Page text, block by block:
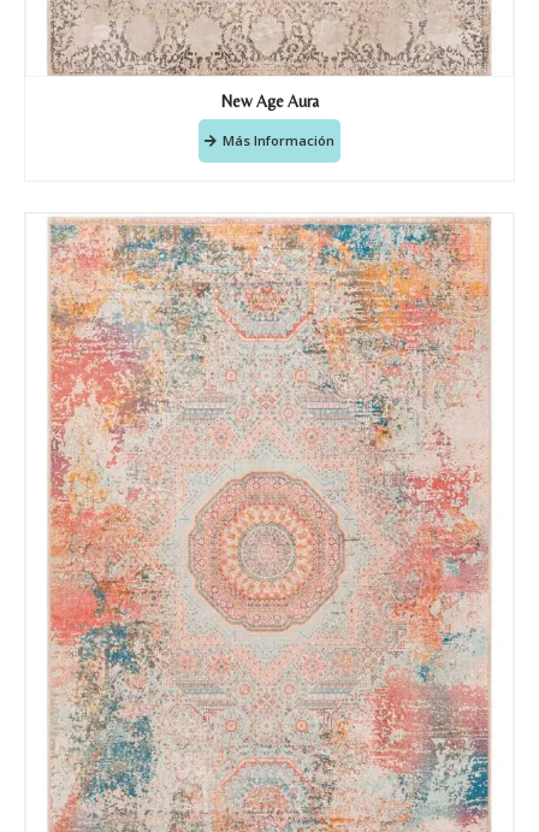
New Age Aura
Más Información
Recibir mi oferta